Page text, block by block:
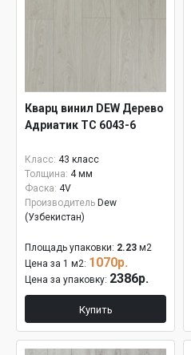
Кварц винил DEW Дерево
Адриатик TC 6043-6
Класс: 43 класс
Толщина: 4 мм
Фаска: 4V
Производитель Dew
(Узбекистан)
Площадь упаковки: 2.23 м2
Цена за 1 м2: 1070р.
Цена за упаковку: 2386р.
Купить